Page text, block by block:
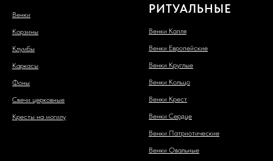
Венки
Корзины
Клумбы
Каркасы
Фоны
Свечи церковные
Кресты на могилу
РИТУАЛЬНЫЕ
Венки Капля
Венки Европейские
Венки Круглые
Венки Кольцо
Венки Крест
Венки Сердце
Венки Патриотические
Венки Овальные